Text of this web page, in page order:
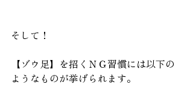
そして！
【ゾウ足】を招くＮＧ習慣には以下の
ようなものが挙げられます。